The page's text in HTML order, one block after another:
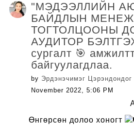
"МЭДЭЭЛЛИЙН
БАЙДЛЫН
ТОГТОЛЦООНЫ
АУДИТОР
сургалт 🎯
байгуулагдлаа.
by Эрдэнэчимэг Цэрэндондог
November 2022, 5:06 PM
Өнгөрсөн долоо хоногт